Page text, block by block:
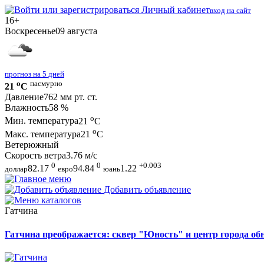
Личный кабинетвход на сайт
16+
Воскресенье09 августа
прогноз на 5 дней
21 oC пасмурно
Давление762 мм рт. ст.
Влажность58 %
Мин. температура21 oC
Макс. температура21 oC
Ветерюжный
Скорость ветра3.76 м/с
доллар82.17 0 евро94.84 0 юань1.22 +0.003
Добавить объявление
Гатчина
Гатчина преображается: сквер "Юность" и центр города